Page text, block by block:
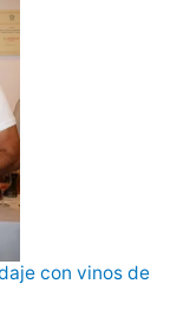
con vinos de